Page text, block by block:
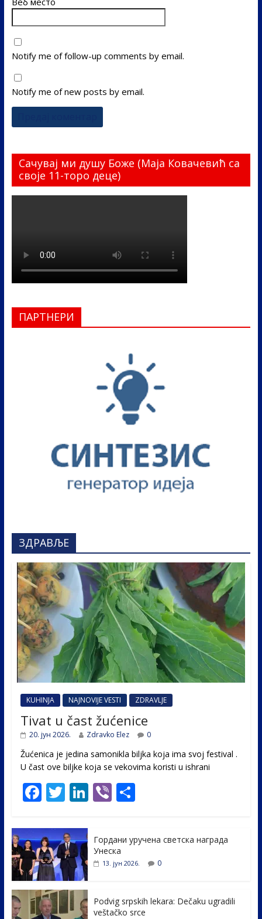
Notify me of follow-up comments by email.
Notify me of new posts by email.
Сачувај ми душу Боже (Маја Ковачевић са
своје 11-торо деце)
ПАРТНЕРИ
ЗДРАВЉЕ
KUHINJA NAJNOVIJE VESTI ZDRAVLJE
Tivat u čast žućenice
20. јун 2026. Zdravko Elez 0
Žućenica je jedina samonikla biljka koja ima svoj festival .
U čast ovе biljke koja se vekovima koristi u ishrani
F
e
b
o
o
k
T
itt
er
Li
e
dI
Vi S
e
Гордани уручена светска награда
Унеска
13. јун 2026. 0
Podvig srpskih lekara: Dečaku ugradili
veštačko srce